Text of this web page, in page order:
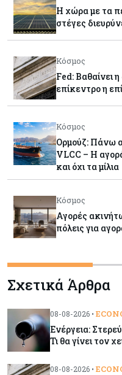
Η χώρα με τα
στέγες
Κόσμος
Fed: Βαθαίνει
επίκεντρο η
Κόσμος
Ορμούζ: Πάνω
VLCC – Η
και όχι τα μίλια
Κόσμος
Αγορές
πόλεις για
Κόσμος
Οι πυρκαγιές
ζημιές δεν
Κόσμος
Γιατί οι
Σχετικά Άρθρα
08-08-2026 •
Ενέργεια:
Τι θα γίνει τον
08-08-2026 •